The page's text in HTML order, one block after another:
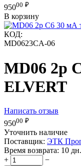
95000 ₽
В корзину
КОД:
MD0623CA-06
MD06 2р
ELVERT
Написать отзыв
95000 ₽
Уточнить наличие
Поставщик: ЭТК
Время возврата: 10 дн.
+
−